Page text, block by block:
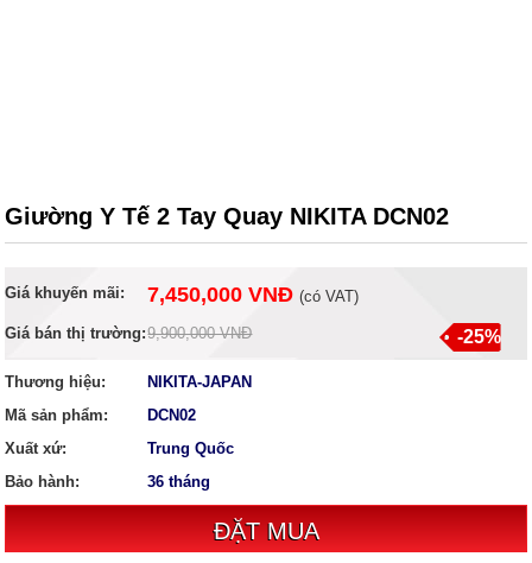
Giường Y Tế 2 Tay Quay NIKITA DCN02
Giá khuyến mãi: 7,450,000 VNĐ (có VAT)
Giá bán thị trường:9,900,000 VNĐ -25%
Thương hiệu:
NIKITA-JAPAN
Mã sản phẩm:
DCN02
Xuất xứ:
Trung Quốc
Bảo hành:
36 tháng